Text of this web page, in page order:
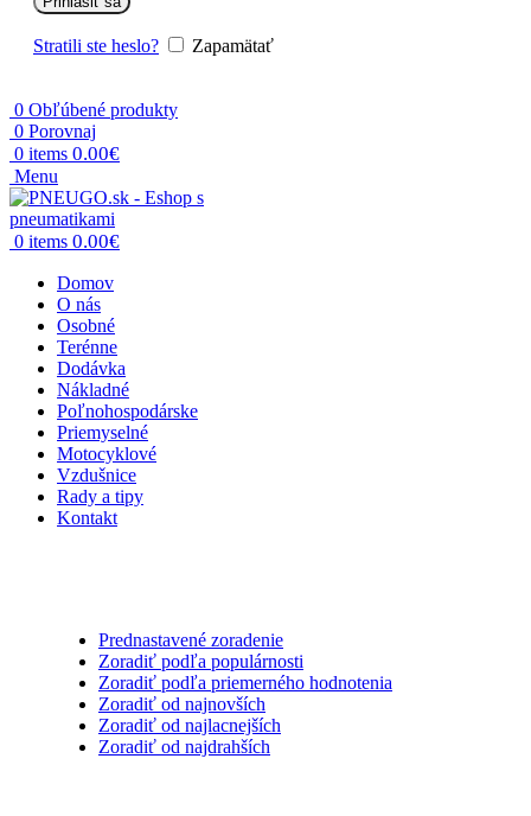
Stratili ste heslo? Zapamätať
0 Obľúbené produkty
0 Porovnaj
0 items 0.00€
Menu
0 items 0.00€
Domov
O nás
Osobné
Terénne
Dodávka
Nákladné
Poľnohospodárske
Priemyselné
Motocyklové
Vzdušnice
Rady a tipy
Kontakt
Prednastavené zoradenie
Zoradiť podľa populárnosti
Zoradiť podľa priemerného hodnotenia
Zoradiť od najnovších
Zoradiť od najlacnejších
Zoradiť od najdrahších